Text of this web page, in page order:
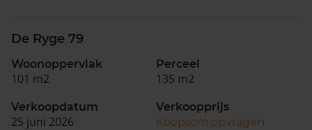
De Ryge 79
Woonoppervlak
101 m2
Perceel
135 m2
Verkoopdatum
25 juni 2026
Verkoopprijs
Koopsom opvragen